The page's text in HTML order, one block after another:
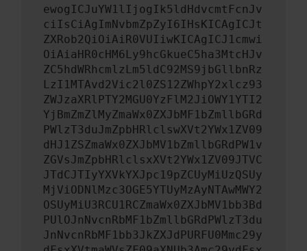
ewogICJuYW1lIjogIk5ldHdvcmtFcnJv
ciIsCiAgImNvbmZpZyI6IHsKICAgICJt
ZXRob2QiOiAiR0VUIiwKICAgICJ1cmwi
OiAiaHR0cHM6Ly9hcGkueC5ha3MtcHJv
ZC5hdWRhcmlzLm5ldC92MS9jbGllbnRz
LzI1MTAvd2Vic2l0ZS12ZWhpY2xlcz93
ZWJzaXRlPTY2MGU0YzFlM2JiOWY1YTI2
YjBmZmZlMyZmaWx0ZXJbMF1bZmllbGRd
PWlzT3duJmZpbHRlclswXVt2YWx1ZV09
dHJ1ZSZmaWx0ZXJbMV1bZmllbGRdPW1v
ZGVsJmZpbHRlclsxXVt2YWx1ZV09JTVC
JTdCJTIyYXVkYXJpc19pZCUyMiUzQSUy
MjViODNlMzc3OGE5YTUyMzAyNTAwMWY2
OSUyMiU3RCU1RCZmaWx0ZXJbMV1bb3Bd
PUlOJnNvcnRbMF1bZmllbGRdPWlzT3du
JnNvcnRbMF1bb3JkZXJdPURFU0Mmc29y